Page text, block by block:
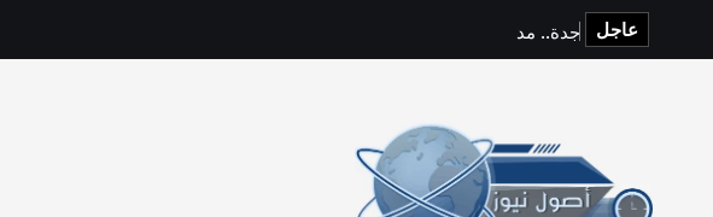
عاجل جدة.
. مد